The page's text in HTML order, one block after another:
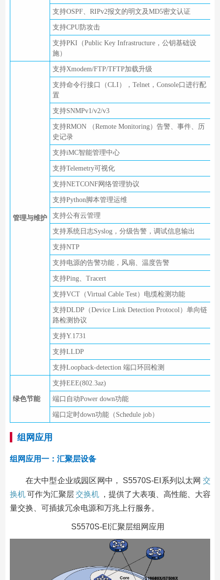
支持OSPF、RIPv2报文的明文及MD5密文认证
支持CPU防攻击
支持PKI（Public Key Infrastructure，公钥基础设
施）
管理与维护
支持Xmodem/FTP/TFTP加载升级
支持命令行接口（CLI），Telnet，Console口进行配
置
支持SNMPv1/v2/v3
支持RMON （Remote Monitoring）告警、事件、历
史记录
支持iMC智能管理中心
支持Telemetry可视化
支持NETCONF网络管理协议
支持Python脚本管理运维
支持公有云管理
支持系统日志Syslog，分级告警，调试信息输出
支持NTP
支持电源的告警功能，风扇、温度告警
支持Ping、Tracert
支持VCT（Virtual Cable Test）电缆检测功能
支持DLDP（Device Link Detection Protocol）单向链
路检测协议
支持Y.1731
支持LLDP
支持Loopback-detection 端口环回检测
绿色节能
支持EEE(802.3az)
端口自动Power down功能
端口定时down功能（Schedule job）
组网应用
组网应用一：汇聚层设备
在大中型企业或园区网中， S5570S-EI系列以太网 交
换机可作为汇聚层交换机
，提供了大表项、高性能、大容
量交换、可插拔冗余电源和万兆上行服务。
S5570S-EI汇聚层组网应用